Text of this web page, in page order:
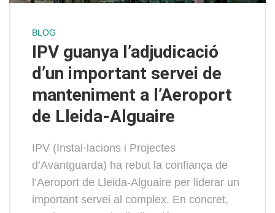
BLOG
IPV guanya l’adjudicació
d’un important servei de
manteniment a l’Aeroport
de Lleida-Alguaire
IPV (Instal·lacions i Projectes
d’Avantguarda) ha rebut la confiança de
l’Aeroport de Lleida-Alguaire per liderar un
important servei al complex. En concret,